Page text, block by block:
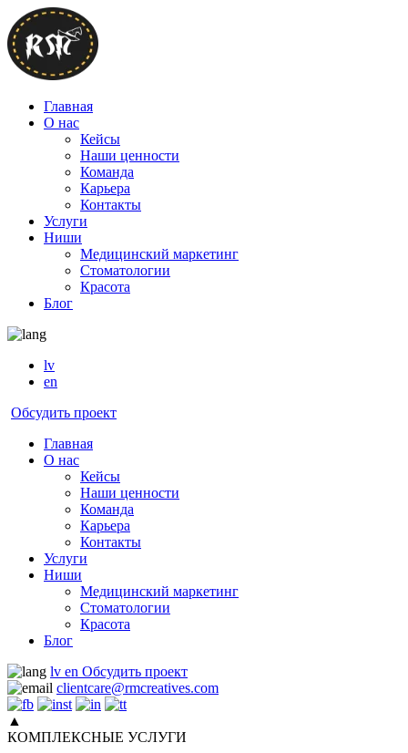
Главная
О нас
Кейсы
Наши ценности
Команда
Карьера
Контакты
Услуги
Ниши
Медицинский маркетинг
Стоматологии
Красота
Блог
lv
en
Обсудить проект
Главная
О нас
Кейсы
Наши ценности
Команда
Карьера
Контакты
Услуги
Ниши
Медицинский маркетинг
Стоматологии
Красота
Блог
lv en Обсудить проект
clientcare@rmcreatives.com
▲
КОМПЛЕКСНЫЕ УСЛУГИ